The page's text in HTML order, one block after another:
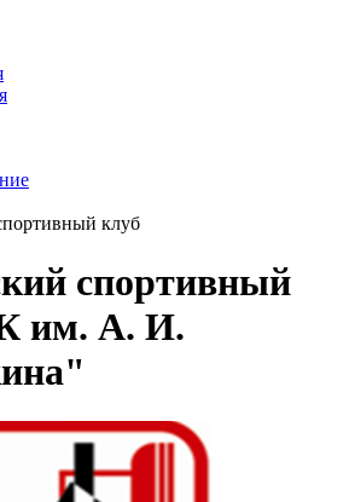
клуб
спортивный
им. А. И.